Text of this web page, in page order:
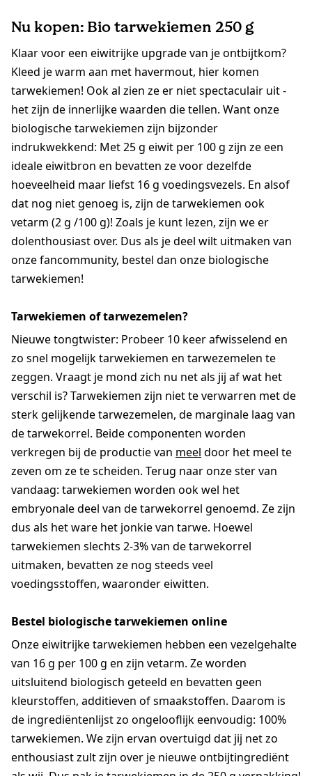
Nu kopen: Bio tarwekiemen 250 g
Klaar voor een eiwitrijke upgrade van je ontbijtkom?
Kleed je warm aan met havermout, hier komen
tarwekiemen! Ook al zien ze er niet spectaculair uit -
het zijn de innerlijke waarden die tellen. Want onze
biologische tarwekiemen zijn bijzonder
indrukwekkend: Met 25 g eiwit per 100 g zijn ze een
ideale eiwitbron en bevatten ze voor dezelfde
hoeveelheid maar liefst 16 g voedingsvezels. En alsof
dat nog niet genoeg is, zijn de tarwekiemen ook
vetarm (2 g /100 g)! Zoals je kunt lezen, zijn we er
dolenthousiast over. Dus als je deel wilt uitmaken van
onze fancommunity, bestel dan onze biologische
tarwekiemen!
Tarwekiemen of tarwezemelen?
Nieuwe tongtwister: Probeer 10 keer afwisselend en
zo snel mogelijk tarwekiemen en tarwezemelen te
zeggen. Vraagt je mond zich nu net als jij af wat het
verschil is? Tarwekiemen zijn niet te verwarren met de
sterk gelijkende tarwezemelen, de marginale laag van
de tarwekorrel. Beide componenten worden
verkregen bij de productie van meel door het meel te
zeven om ze te scheiden. Terug naar onze ster van
vandaag: tarwekiemen worden ook wel het
embryonale deel van de tarwekorrel genoemd. Ze zijn
dus als het ware het jonkie van tarwe. Hoewel
tarwekiemen slechts 2-3% van de tarwekorrel
uitmaken, bevatten ze nog steeds veel
voedingsstoffen, waaronder eiwitten.
Bestel biologische tarwekiemen online
Onze eiwitrijke tarwekiemen hebben een vezelgehalte
van 16 g per 100 g en zijn vetarm. Ze worden
uitsluitend biologisch geteeld en bevatten geen
kleurstoffen, additieven of smaakstoffen. Daarom is
de ingrediëntenlijst zo ongelooflijk eenvoudig: 100%
tarwekiemen. We zijn ervan overtuigd dat jij net zo
enthousiast zult zijn over je nieuwe ontbijtingrediënt